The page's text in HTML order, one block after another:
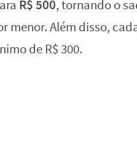
R$ 500, tornando o
menor. Além disso,
de R$ 300.